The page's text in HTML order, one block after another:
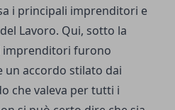
i principali imprenditori e
Lavoro. Qui, sotto la
imprenditori furono
accordo stilato dai
che valeva per tutti i